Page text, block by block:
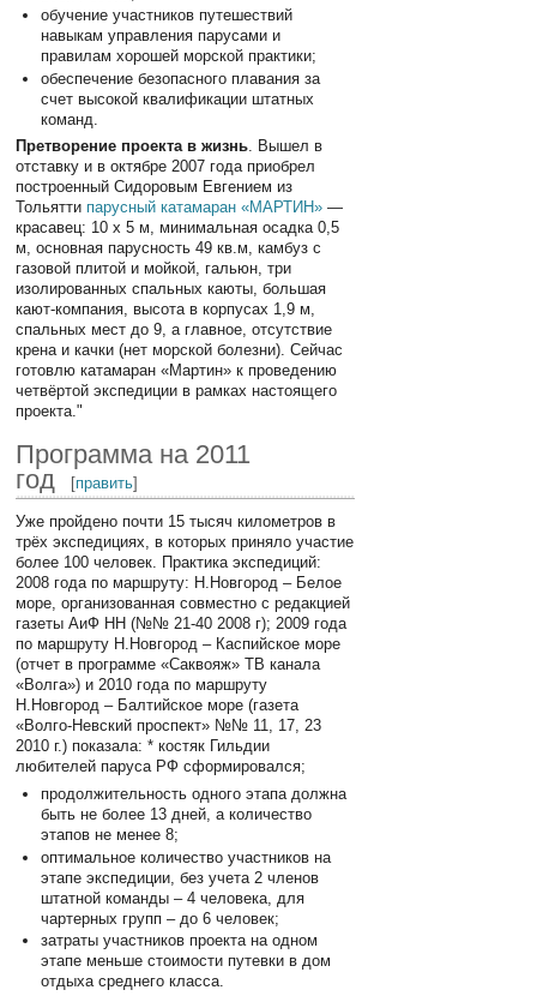
обучение участников путешествий
навыкам управления парусами и
правилам хорошей морской практики;
обеспечение безопасного плавания за
счет высокой квалификации штатных
команд.
Претворение проекта в жизнь . Вышел в
отставку и в октябре 2007 года приобрел
построенный Сидоровым Евгением из
Тольятти парусный катамаран «МАРТИН» —
красавец: 10 х 5 м, минимальная осадка 0,5
м, основная парусность 49 кв.м, камбуз с
газовой плитой и мойкой, гальюн, три
изолированных спальных каюты, большая
кают-компания, высота в корпусах 1,9 м,
спальных мест до 9, а главное, отсутствие
крена и качки (нет морской болезни). Сейчас
готовлю катамаран «Мартин» к проведению
четвёртой экспедиции в рамках настоящего
проекта."
Программа на 2011
год
[править]
Уже пройдено почти 15 тысяч километров в
трёх экспедициях, в которых приняло участие
более 100 человек. Практика экспедиций:
2008 года по маршруту: Н.Новгород – Белое
море, организованная совместно с редакцией
газеты АиФ НН (№№ 21-40 2008 г); 2009 года
по маршруту Н.Новгород – Каспийское море
(отчет в программе «Саквояж» ТВ канала
«Волга») и 2010 года по маршруту
Н.Новгород – Балтийское море (газета
«Волго-Невский проспект» №№ 11, 17, 23
2010 г.) показала: * костяк Гильдии
любителей паруса РФ сформировался;
продолжительность одного этапа должна
быть не более 13 дней, а количество
этапов не менее 8;
оптимальное количество участников на
этапе экспедиции, без учета 2 членов
штатной команды – 4 человека, для
чартерных групп – до 6 человек;
затраты участников проекта на одном
этапе меньше стоимости путевки в дом
отдыха среднего класса.